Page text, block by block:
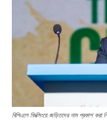
বিপিএলে ফিক্সিংয়ে জড়িতদের নাম প্রকাশ করা